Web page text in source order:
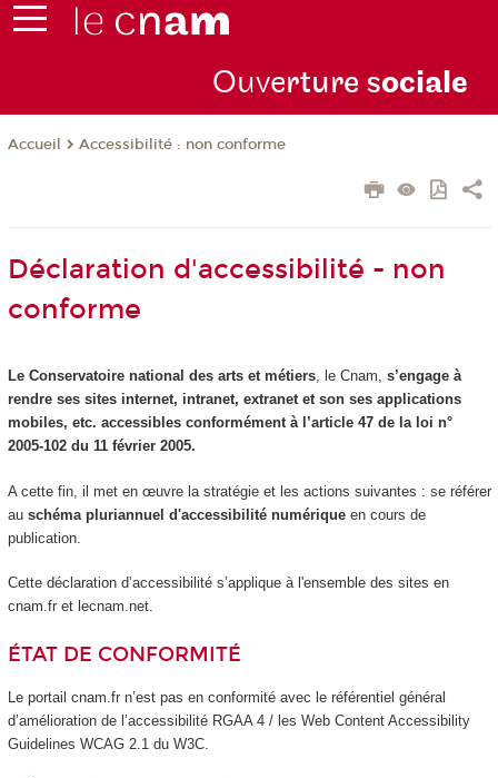
Ouverture sociale
Accueil Accessibilité : non conforme
Déclaration d'accessibilité - non
conforme
Le Conservatoire national des arts et métiers, le Cnam, s’engage à
rendre ses sites internet, intranet, extranet et son ses applications
mobiles, etc. accessibles conformément à l’article 47 de la loi n°
2005-102 du 11 février 2005.
A cette fin, il met en œuvre la stratégie et les actions suivantes : se référer
au schéma pluriannuel d'accessibilité numériqueen cours de
publication.
Cette déclaration d’accessibilité s’applique à l'ensemble des sites en
cnam.fr et lecnam.net.
ÉTAT DE CONFORMITÉ
Le portail cnam.fr n’est pas en conformité avec le référentiel général
d’amélioration de l’accessibilité RGAA 4 / les Web Content Accessibility
Guidelines WCAG 2.1 du W3C.